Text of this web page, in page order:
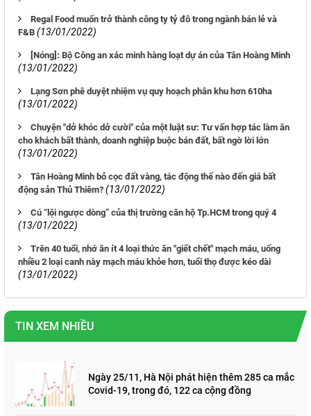
Regal Food muốn trở thành công ty tỷ đô trong ngành bán lẻ và
F&B (13/01/2022)
[Nóng]: Bộ Công an xác minh hàng loạt dự án của Tân Hoàng Minh
(13/01/2022)
Lạng Sơn phê duyệt nhiệm vụ quy hoạch phân khu hơn 610ha
(13/01/2022)
Chuyện "dở khóc dở cười" của một luật sư: Tư vấn hợp tác làm ăn
cho khách bất thành, doanh nghiệp buộc bán đất, bất ngờ lời lớn
(13/01/2022)
Tân Hoàng Minh bỏ cọc đất vàng, tác động thế nào đến giá bất
động sản Thủ Thiêm? (13/01/2022)
Cú “lội ngược dòng” của thị trường căn hộ Tp.HCM trong quý 4
(13/01/2022)
Trên 40 tuổi, nhớ ăn ít 4 loại thức ăn "giết chết" mạch máu, uống
nhiều 2 loại canh này mạch máu khỏe hơn, tuổi thọ được kéo dài
(13/01/2022)
TIN XEM NHIỀU
Ngày 25/11, Hà Nội phát hiện thêm 285 ca mắc
Covid-19, trong đó, 122 ca cộng đồng